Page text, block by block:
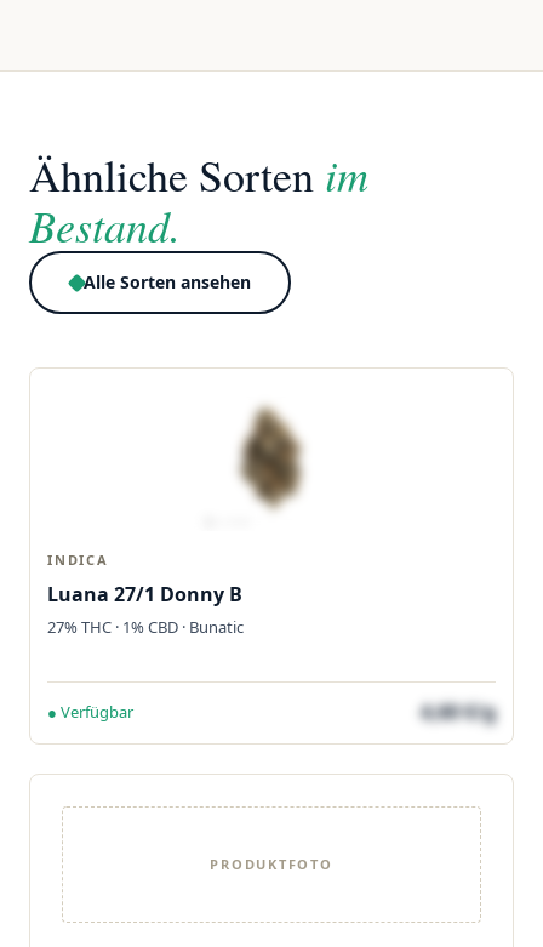
Ähnliche Sorten im
Bestand.
Alle Sorten ansehen
INDICA
Luana 27/1 Donny B
27% THC · 1% CBD · Bunatic
● Verfügbar 4,60 €/g
PRODUKTFOTO